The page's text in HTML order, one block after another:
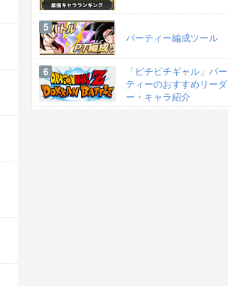
パーティー編成ツール
「ピチピチギャル」パー
ティーのおすすめリーダ
ー・キャラ紹介